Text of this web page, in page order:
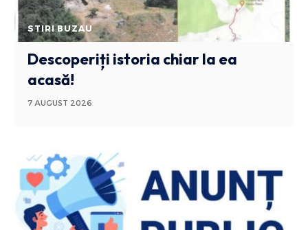
STIRI BUZAU
Descoperiți istoria chiar la ea
acasă!
7 AUGUST 2026